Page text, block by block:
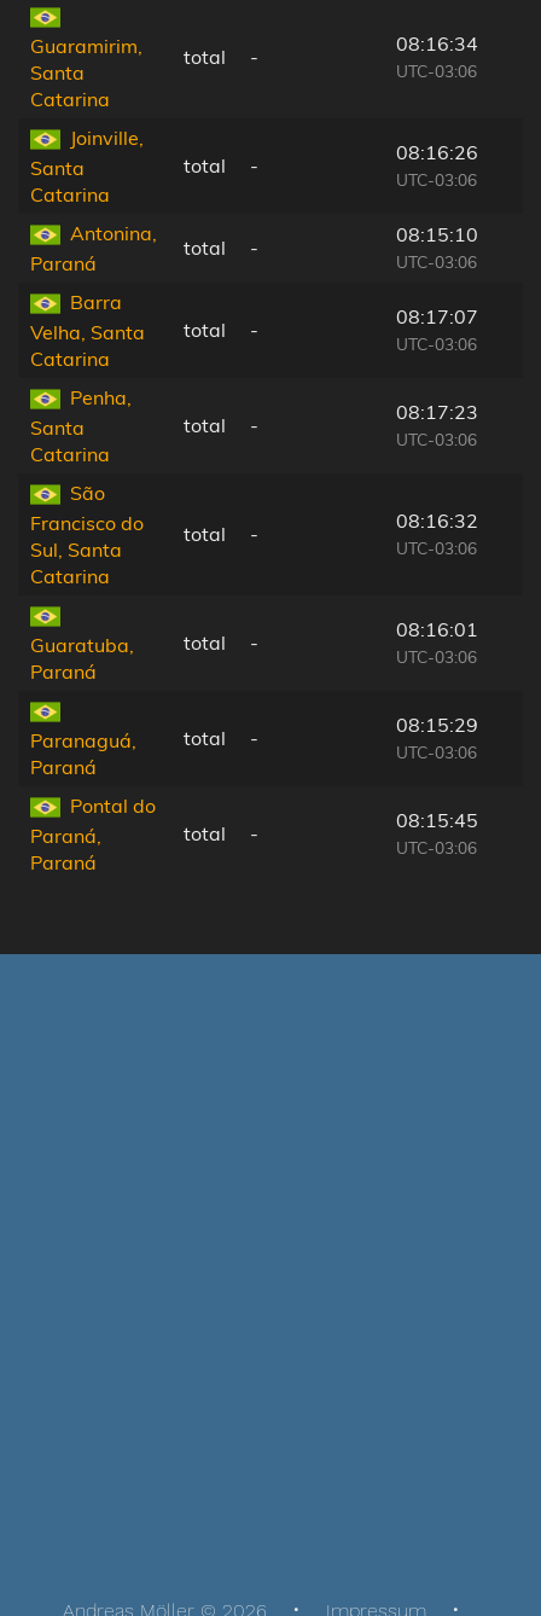
Guaramirim,
Santa
Catarina
total -
08:16:34
UTC-03:06
Joinville,
Santa
Catarina
total -
08:16:26
UTC-03:06
Antonina,
Paraná
total -
08:15:10
UTC-03:06
Barra
Velha, Santa
Catarina
total -
08:17:07
UTC-03:06
Penha,
Santa
Catarina
total -
08:17:23
UTC-03:06
São
Francisco do
Sul, Santa
Catarina
total -
08:16:32
UTC-03:06
Guaratuba,
Paraná
total -
08:16:01
UTC-03:06
Paranaguá,
Paraná
total -
08:15:29
UTC-03:06
Pontal do
Paraná,
Paraná
total -
08:15:45
UTC-03:06
Andreas Möller © 2026 Impressum